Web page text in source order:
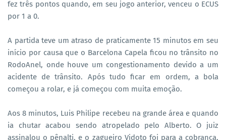
fez três pontos quando, em seu jogo anterior, venceu o ECUS
por 1 a 0.
A partida teve um atraso de praticamente 15 minutos em seu
início por causa que o Barcelona Capela ficou no trânsito no
RodoAnel, onde houve um congestionamento devido a um
acidente de trânsito. Após tudo ficar em ordem, a bola
começou a rolar, e já começou com muita emoção.
Aos 8 minutos, Luis Philipe recebeu na grande área e quando
ia chutar acabou sendo atropelado pelo Alberto. O juiz
assinalou o pênalti, e o zagueiro Vidoto foi para a cobrança,